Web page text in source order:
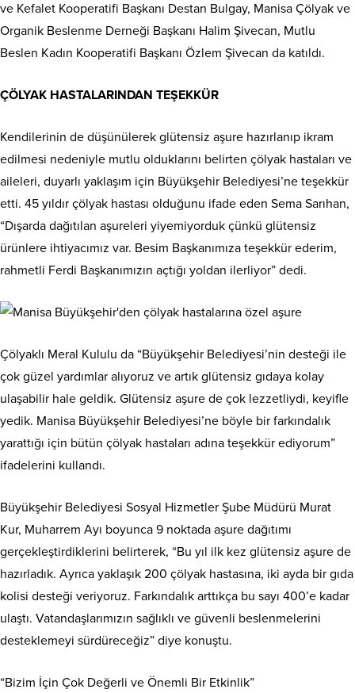
ve Kefalet Kooperatifi Başkanı Destan Bulgay, Manisa Çölyak ve
Organik Beslenme Derneği Başkanı Halim Şivecan, Mutlu
Beslen Kadın Kooperatifi Başkanı Özlem Şivecan da katıldı.
ÇÖLYAK HASTALARINDAN TEŞEKKÜR
Kendilerinin de düşünülerek glütensiz aşure hazırlanıp ikram
edilmesi nedeniyle mutlu olduklarını belirten çölyak hastaları ve
aileleri, duyarlı yaklaşım için Büyükşehir Belediyesi’ne teşekkür
etti. 45 yıldır çölyak hastası olduğunu ifade eden Sema Sarıhan,
“Dışarda dağıtılan aşureleri yiyemiyorduk çünkü glütensiz
ürünlere ihtiyacımız var. Besim Başkanımıza teşekkür ederim,
rahmetli Ferdi Başkanımızın açtığı yoldan ilerliyor” dedi.
Çölyaklı Meral Kululu da “Büyükşehir Belediyesi’nin desteği ile
çok güzel yardımlar alıyoruz ve artık glütensiz gıdaya kolay
ulaşabilir hale geldik. Glütensiz aşure de çok lezzetliydi, keyifle
yedik. Manisa Büyükşehir Belediyesi’ne böyle bir farkındalık
yarattığı için bütün çölyak hastaları adına teşekkür ediyorum”
ifadelerini kullandı.
Büyükşehir Belediyesi Sosyal Hizmetler Şube Müdürü Murat
Kur, Muharrem Ayı boyunca 9 noktada aşure dağıtımı
gerçekleştirdiklerini belirterek, “Bu yıl ilk kez glütensiz aşure de
hazırladık. Ayrıca yaklaşık 200 çölyak hastasına, iki ayda bir gıda
kolisi desteği veriyoruz. Farkındalık arttıkça bu sayı 400’e kadar
ulaştı. Vatandaşlarımızın sağlıklı ve güvenli beslenmelerini
desteklemeyi sürdüreceğiz” diye konuştu.
“Bizim İçin Çok Değerli ve Önemli Bir Etkinlik”